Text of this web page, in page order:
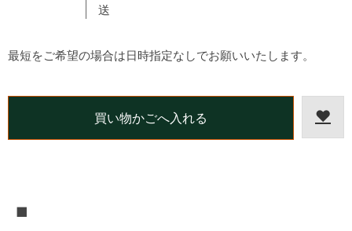
送
■
最短をご希望の場合は日時指定なしでお願いいたします。